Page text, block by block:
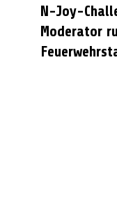
N-Joy-
Moderator